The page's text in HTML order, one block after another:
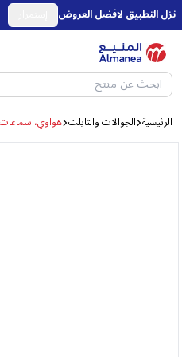
نزل التطبيق لافضل العروض
الرئيسية الجوالات والتابلت هواوي،